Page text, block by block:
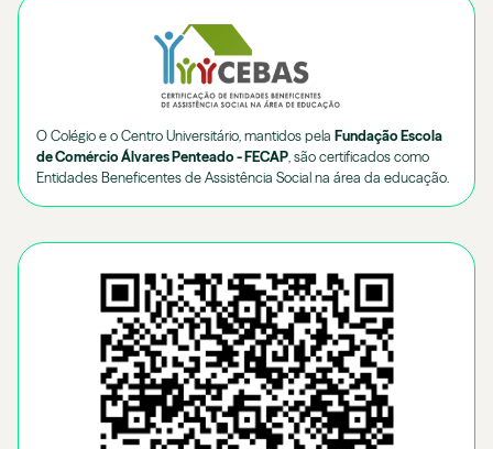
O Colégio e o Centro Universitário, mantidos pela Fundação Escola
de Comércio Álvares Penteado - FECAP , são certificados como
Entidades Beneficentes de Assistência Social na área da educação.